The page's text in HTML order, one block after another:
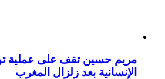
مريم حسين تقف على عملية
الإنسانية بعد زلزال المغرب